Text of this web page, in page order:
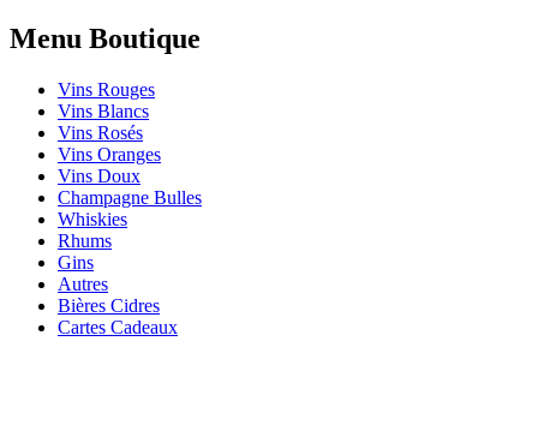
Menu Boutique
Vins Rouges
Vins Blancs
Vins Rosés
Vins Oranges
Vins Doux
Champagne Bulles
Whiskies
Rhums
Gins
Autres
Bières Cidres
Cartes Cadeaux